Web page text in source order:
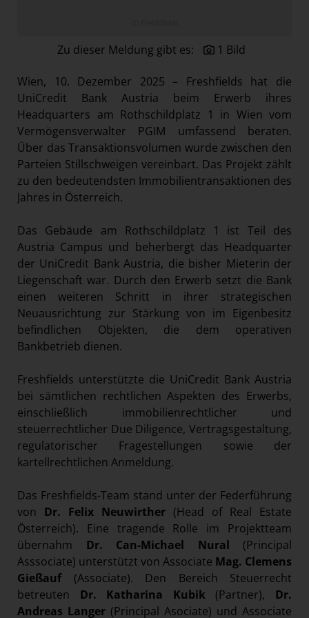
section.d
Swiss Life Select
The Companion
The Hoxton
Unibail-Rodamco-Westfield
Vöslauer
MEDIA
KONTAKT
Zu dieser Meldung gibt es: 1 Bild
Wien, 10. Dezember 2025 – Freshfields hat die
UniCredit Bank Austria beim Erwerb ihres
Headquarters am Rothschildplatz 1 in Wien vom
Vermögensverwalter PGIM umfassend beraten.
Über das Transaktionsvolumen wurde zwischen den
Parteien Stillschweigen vereinbart. Das Projekt zählt
zu den bedeutendsten Immobilientransaktionen des
Jahres in Österreich.
Das Gebäude am Rothschildplatz 1 ist Teil des
Austria Campus und beherbergt das Headquarter
der UniCredit Bank Austria, die bisher Mieterin der
Liegenschaft war. Durch den Erwerb setzt die Bank
einen weiteren Schritt in ihrer strategischen
Neuausrichtung zur Stärkung von im Eigenbesitz
befindlichen Objekten, die dem operativen
Bankbetrieb dienen.
Freshfields unterstützte die UniCredit Bank Austria
bei sämtlichen rechtlichen Aspekten des Erwerbs,
einschließlich immobilienrechtlicher und
steuerrechtlicher Due Diligence, Vertragsgestaltung,
regulatorischer Fragestellungen sowie der
kartellrechtlichen Anmeldung.
Das Freshfields-Team stand unter der Federführung
von Dr. Felix Neuwirther (Head of Real Estate
Österreich). Eine tragende Rolle im Projektteam
übernahm Dr. Can-Michael Nural (Principal
Asssociate) unterstützt von Associate Mag. Clemens
Gießauf(Associate). Den Bereich Steuerrecht
betreuten Dr. Katharina Kubik (Partner), Dr.
Andreas Langer (Principal Asociate) und Associate